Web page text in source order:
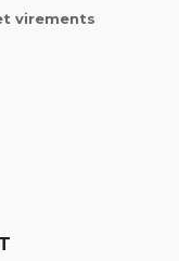
virements